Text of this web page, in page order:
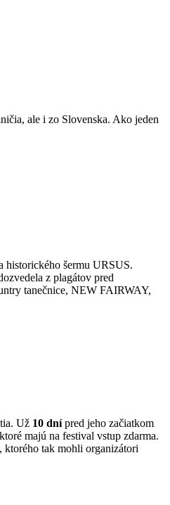
ale i zo Slovenska. Ako jeden
šermu URSUS.
z plagátov pred
tanečnice, NEW FAIRWAY,
Už 10 dnípred jeho začiatkom
majú na festival vstup zdarma.
ktorého tak mohli organizátori